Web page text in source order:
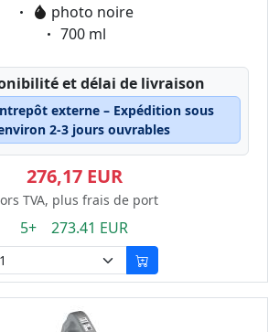
Eigenschaft:
photo noire
Eigenschaft:
700 ml
et délai de livraison
externe – Expédition sous
2-3 jours ouvrables
276,17 EUR
TVA, plus frais de port
5+ 273.41 EUR